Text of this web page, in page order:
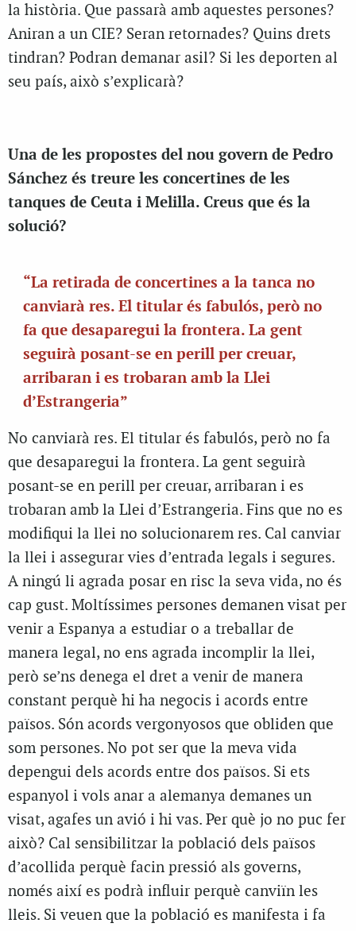
la història. Que passarà amb aquestes persones?
Aniran a un CIE? Seran retornades? Quins drets
tindran? Podran demanar asil? Si les deporten al
seu país, això s’explicarà?
Una de les propostes del nou govern de Pedro
Sánchez és treure les concertines de les
tanques de Ceuta i Melilla. Creus que és la
solució?
“La retirada de concertines a la tanca no
canviarà res. El titular és fabulós, però no
fa que desaparegui la frontera. La gent
seguirà posant-se en perill per creuar,
arribaran i es trobaran amb la Llei
d’Estrangeria”
No canviarà res. El titular és fabulós, però no fa
que desaparegui la frontera. La gent seguirà
posant-se en perill per creuar, arribaran i es
trobaran amb la Llei d’Estrangeria. Fins que no es
modifiqui la llei no solucionarem res. Cal canviar
la llei i assegurar vies d’entrada legals i segures.
A ningú li agrada posar en risc la seva vida, no és
cap gust. Moltíssimes persones demanen visat per
venir a Espanya a estudiar o a treballar de
manera legal, no ens agrada incomplir la llei,
però se’ns denega el dret a venir de manera
constant perquè hi ha negocis i acords entre
països. Són acords vergonyosos que obliden que
som persones. No pot ser que la meva vida
depengui dels acords entre dos països. Si ets
espanyol i vols anar a alemanya demanes un
visat, agafes un avió i hi vas. Per què jo no puc fer
això? Cal sensibilitzar la població dels països
d’acollida perquè facin pressió als governs,
només així es podrà influir perquè canviïn les
lleis. Si veuen que la població es manifesta i fa